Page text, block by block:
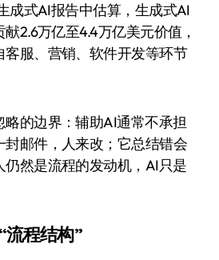
成式AI报告中估算，生成式AI
2.6万亿至4.4万亿美元价值，
服、营销、软件开发等环节
的边界：辅助AI通常不承担
邮件，人来改；它总结错会
然是流程的发动机，AI只是
流程结构”